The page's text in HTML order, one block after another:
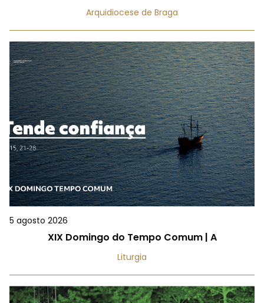
Arquidiocese de Braga
5 agosto 2026
XIX Domingo do Tempo Comum | A
Liturgia